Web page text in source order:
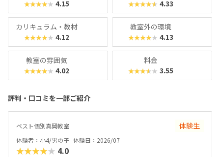
★★★★★ 4.15 ★★★★★ 4.33
カリキュラム・教材
★★★★★ 4.12
教室外の環境
★★★★★ 4.13
教室の雰囲気
★★★★★ 4.02
料金
★★★★★ 3.55
評判・口コミを一部ご紹介
ベスト個別真岡教室 体験生
体験者：小4/男の子 体験日：2026/07
★★★★★ 4.0